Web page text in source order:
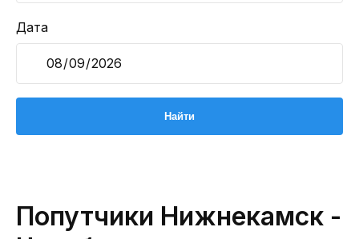
Дата
Попутчики Нижнекамск -